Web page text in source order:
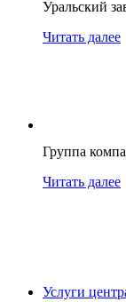
Уральский
Читать далее
Группа
Читать далее
Услуги